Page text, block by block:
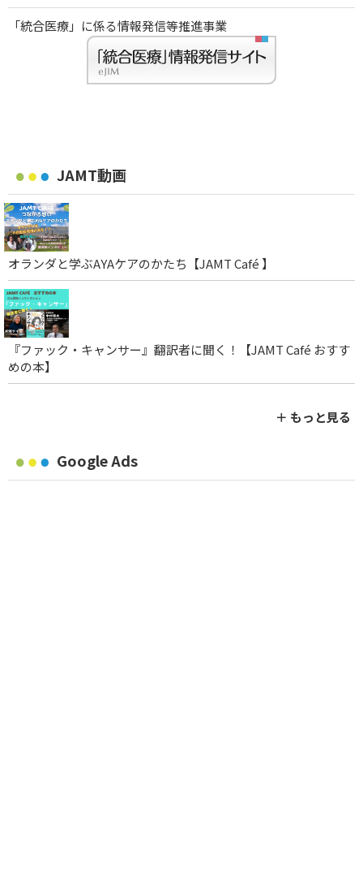
「統合医療」に係る情報発信等推進事業
JAMT動画
オランダと学ぶAYAケアのかたち【JAMT Café 】
『ファック・キャンサー』翻訳者に聞く！【JAMT Café おすす
めの本】
＋ もっと見る
Google Ads